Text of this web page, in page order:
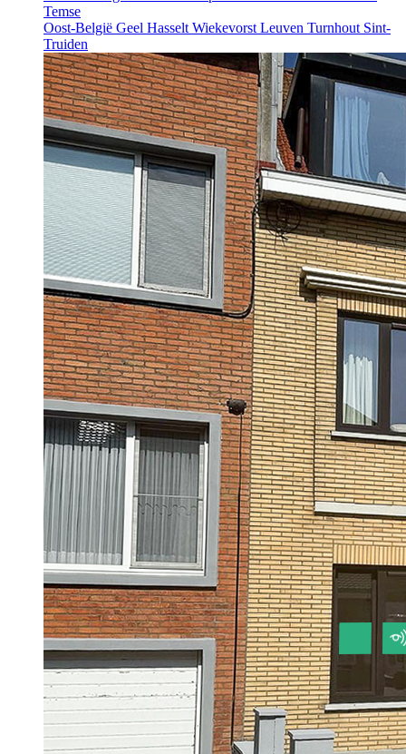
Temse
Oost-België Geel Hasselt Wiekevorst Leuven Turnhout Sint-
Truiden